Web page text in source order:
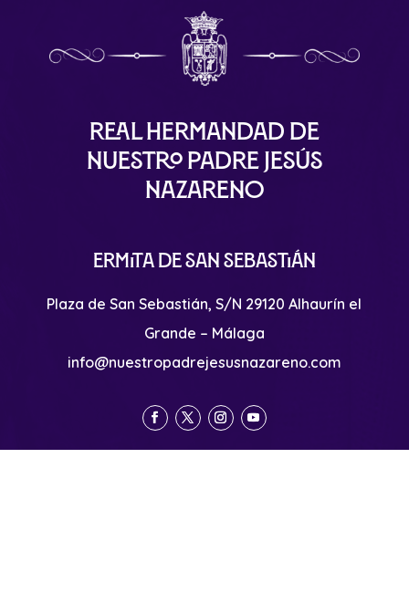
Real Hermandad de
Nuestro Padre Jesús
Nazareno
Ermita de San Sebastián
Plaza de San Sebastián, S/N 29120 Alhaurín el
Grande – Málaga
info@nuestropadrejesusnazareno.com